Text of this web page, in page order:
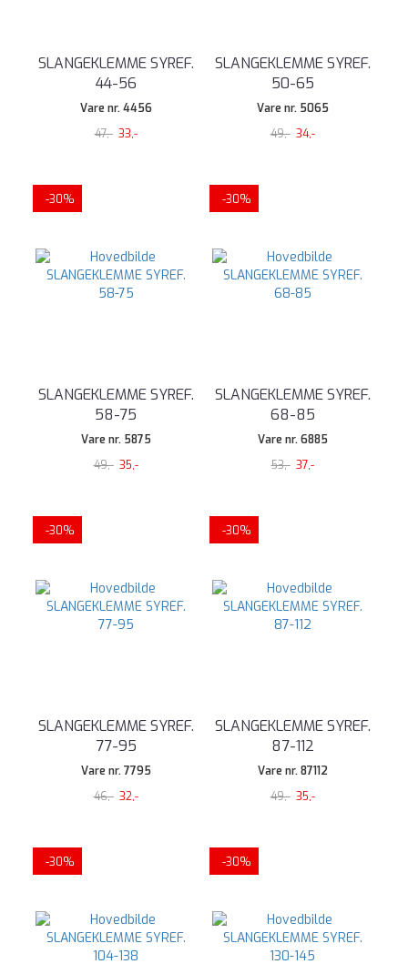
SLANGEKLEMME SYREF.
44-56
Vare nr. 4456
47,- 33,-
SLANGEKLEMME SYREF.
50-65
Vare nr. 5065
49,- 34,-
-30%
SLANGEKLEMME SYREF.
58-75
Vare nr. 5875
49,- 35,-
-30%
SLANGEKLEMME SYREF.
68-85
Vare nr. 6885
53,- 37,-
-30%
SLANGEKLEMME SYREF.
77-95
Vare nr. 7795
46,- 32,-
-30%
SLANGEKLEMME SYREF.
87-112
Vare nr. 87112
49,- 35,-
-30% -30%